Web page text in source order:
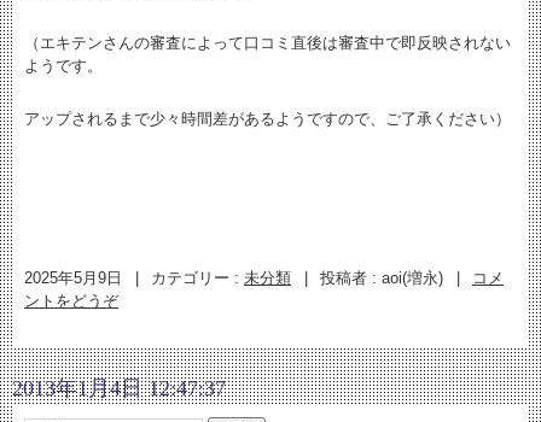
（エキテンさんの審査によって口コミ直後は審査中で即反映されない
ようです。
アップされるまで少々時間差があるようですので、ご了承ください）
2025年5月9日 カテゴリー : 未分類 投稿者 : aoi(増永)
コメ
ントをどうぞ
2013年1月4日 12:47:37